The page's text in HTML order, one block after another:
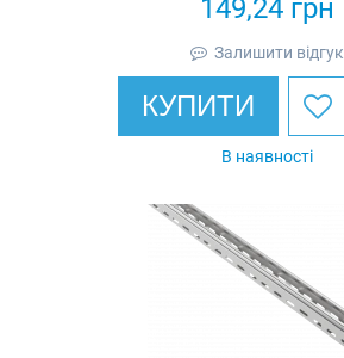
149,24грн
Залишити відгук
КУПИТИ
В наявності